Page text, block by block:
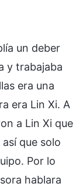
un deber
y trabajaba
era una
era Lin Xi. A
a Lin Xi que
que solo
Por lo
hablara